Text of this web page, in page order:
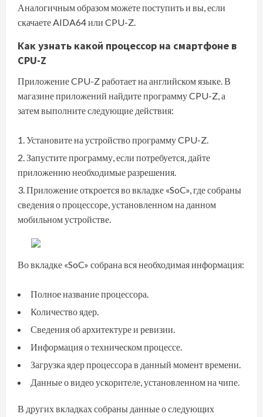
Аналогичным образом можете поступить и вы, если
скачаете AIDA64 или CPU-Z.
Как узнать какой процессор на смартфоне в
CPU-Z
Приложение CPU-Z работает на английском языке. В
магазине приложений найдите программуCPU-Z, а
затем выполните следующие действия:
Установите на устройство программу CPU-Z.
Запустите программу, если потребуется, дайте
приложению необходимые разрешения.
Приложение откроется во вкладке «SoC», где собраны
сведения о процессоре, установленном на данном
мобильном устройстве.
Во вкладке «SoC» собрана вся необходимая информация:
Полное название процессора.
Количество ядер.
Сведения об архитектуре и ревизии.
Информация о техническом процессе.
Загрузка ядер процессора в данный момент времени.
Данные о видео ускорителе, установленном на чипе.
В других вкладках собраны данные о следующих